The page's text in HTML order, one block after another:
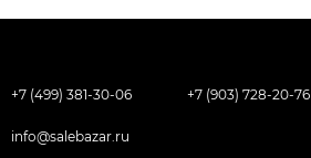
+7 (499) 381-30-06 +7 (903) 728-20-76
info@salebazar.ru